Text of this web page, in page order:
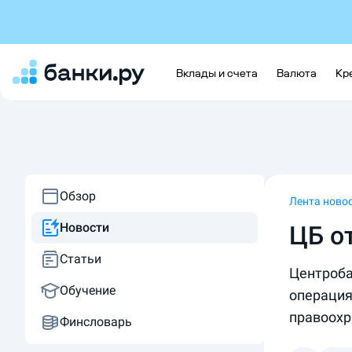
Вклады и счета Валюта
Обзор
Новости
Статьи
Обучение
Финсловарь
Лента
ЦБ